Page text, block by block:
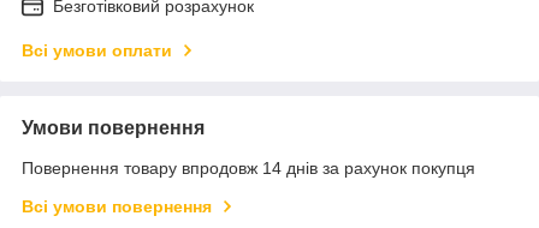
Безготівковий розрахунок
Всі умови оплати
Умови повернення
Повернення товару впродовж 14 днів за рахунок покупця
Всі умови повернення